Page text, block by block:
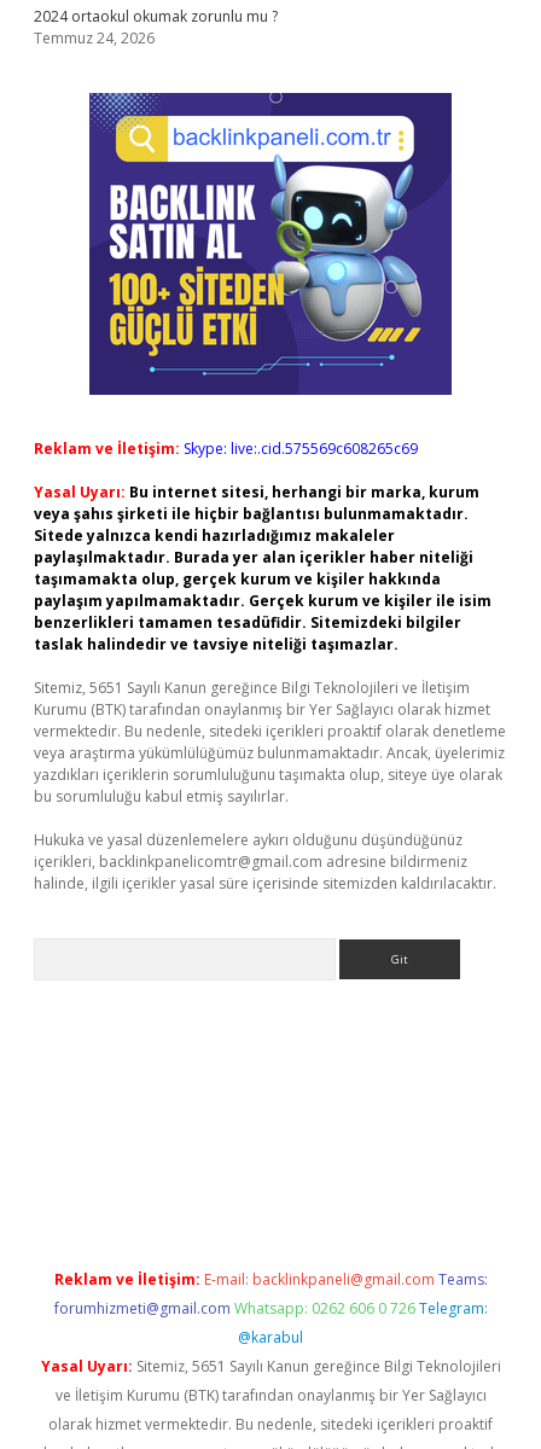
2024 ortaokul okumak zorunlu mu ?
Temmuz 24, 2026
Reklam ve İletişim: Skype: live:.cid.575569c608265c69
Yasal Uyarı: Bu internet sitesi, herhangi bir marka, kurum
veya şahıs şirketi ile hiçbir bağlantısı bulunmamaktadır.
Sitede yalnızca kendi hazırladığımız makaleler
paylaşılmaktadır. Burada yer alan içerikler haber niteliği
taşımamakta olup, gerçek kurum ve kişiler hakkında
paylaşım yapılmamaktadır. Gerçek kurum ve kişiler ile isim
benzerlikleri tamamen tesadüfidir. Sitemizdeki bilgiler
taslak halindedir ve tavsiye niteliği taşımazlar.
Sitemiz, 5651 Sayılı Kanun gereğince Bilgi Teknolojileri ve İletişim
Kurumu (BTK) tarafından onaylanmış bir Yer Sağlayıcı olarak hizmet
vermektedir. Bu nedenle, sitedeki içerikleri proaktif olarak denetleme
veya araştırma yükümlülüğümüz bulunmamaktadır. Ancak, üyelerimiz
yazdıkları içeriklerin sorumluluğunu taşımakta olup, siteye üye olarak
bu sorumluluğu kabul etmiş sayılırlar.
Hukuka ve yasal düzenlemelere aykırı olduğunu düşündüğünüz
içerikleri, backlinkpanelicomtr@gmail.com adresine bildirmeniz
halinde, ilgili içerikler yasal süre içerisinde sitemizden kaldırılacaktır.
Reklam ve İletişim: E-mail: backlinkpaneli@gmail.com Teams:
forumhizmeti@gmail.com Whatsapp: 0262 606 0 726 Telegram:
@karabul
Yasal Uyarı: Sitemiz, 5651 Sayılı Kanun gereğince Bilgi Teknolojileri
ve İletişim Kurumu (BTK) tarafından onaylanmış bir Yer Sağlayıcı
olarak hizmet vermektedir. Bu nedenle, sitedeki içerikleri proaktif